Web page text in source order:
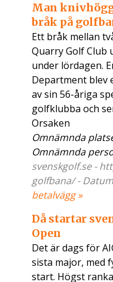
Man
bråk på
Ett bråk mellan
Quarry Golf Club
under lördagen.
Department blev
av sin 56-åriga
golfklubba och
Orsaken
Omnämnda
Omnämnda
svenskgolf.se -
golfbana/ -
betalvägg »
Då startar
Open
Det är dags för
sista major, med
start. Högst